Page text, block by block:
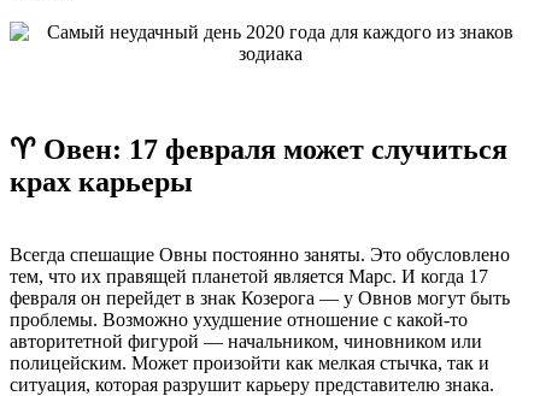
♈ Овен: 17 февраля может случиться
крах карьеры
Всегда спешащие Овны постоянно заняты. Это обусловлено
тем, что их правящей планетой является Марс. И когда 17
февраля он перейдет в знак Козерога — у Овнов могут быть
проблемы. Возможно ухудшение отношение с какой-то
авторитетной фигурой — начальником, чиновником или
полицейским. Может произойти как мелкая стычка, так и
ситуация, которая разрушит карьеру представителю знака.